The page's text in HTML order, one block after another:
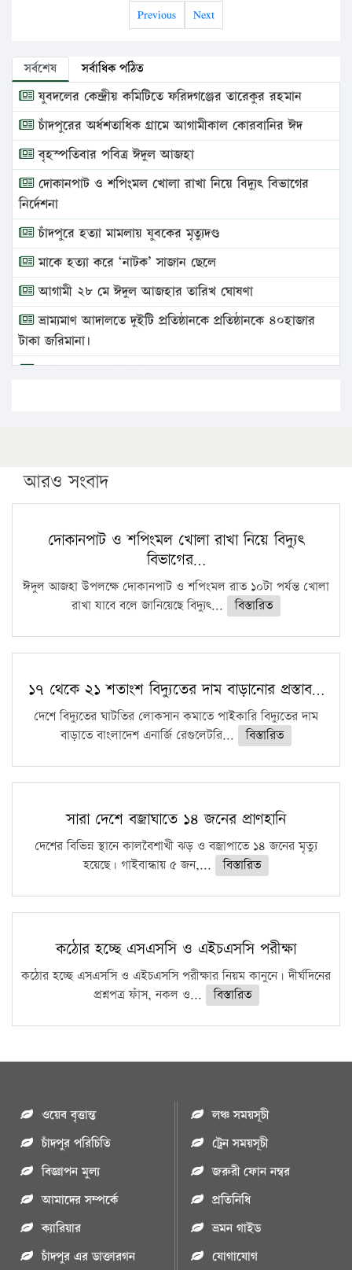
Previous Next
সর্বশেষ সর্বাধিক পঠিত
যুবদলের কেন্দ্রীয় কমিটিতে ফরিদগঞ্জের তারেকুর রহমান
চাঁদপুরের অর্ধশতাধিক গ্রামে আগামীকাল কোরবানির ঈদ
বৃহস্পতিবার পবিত্র ঈদুল আজহা
দোকানপাট ও শপিংমল খোলা রাখা নিয়ে বিদ্যুৎ বিভাগের
নির্দেশনা
চাঁদপুরে হত্যা মামলায় যুবকের মৃত্যুদণ্ড
মাকে হত্যা করে ‘নাটক’ সাজান ছেলে
আগামী ২৮ মে ঈদুল আজহার তারিখ ঘোষণা
ভ্রাম্যমাণ আদালতে দুইটি প্রতিষ্ঠানকে প্রতিষ্ঠানকে ৪০হাজার
টাকা জরিমানা।
এবার লঞ্চের ভাড়া বাড়ল
পিএইচডি করছেন কুয়েটের কৃতি…
সারা দেশে বজ্রাঘাতে ১৪ জনের প্রাণহানি
কঠোর হচ্ছে এসএসসি ও এইচএসসি পরীক্ষা
ফরিদগঞ্জে আগুনে পুড়লো ৬ ব্যবসা প্রতিষ্ঠান
আরও সংবাদ
দোকানপাট ও শপিংমল খোলা রাখা নিয়ে বিদ্যুৎ
বিভাগের…
ঈদুল আজহা উপলক্ষে দোকানপাট ও শপিংমল রাত ১০টা পর্যন্ত খোলা
রাখা যাবে বলে জানিয়েছে বিদ্যুৎ...
বিস্তারিত
১৭ থেকে ২১ শতাংশ বিদ্যুতের দাম বাড়ানোর প্রস্তাব…
দেশে বিদ্যুতের ঘাটতির লোকসান কমাতে পাইকারি বিদ্যুতের দাম
বাড়াতে বাংলাদেশ এনার্জি রেগুলেটরি...
বিস্তারিত
সারা দেশে বজ্রাঘাতে ১৪ জনের প্রাণহানি
দেশের বিভিন্ন স্থানে কালবৈশাখী ঝড় ও বজ্রাপাতে ১৪ জনের মৃত্যু
হয়েছে। গাইবান্ধায় ৫ জন,...
বিস্তারিত
কঠোর হচ্ছে এসএসসি ও এইচএসসি পরীক্ষা
কঠোর হচ্ছে এসএসসি ও এইচএসসি পরীক্ষার নিয়ম কানুনে। দীর্ঘদিনের
প্রশ্নপত্র ফাঁস, নকল ও...
বিস্তারিত
ওয়েব বৃত্তান্ত
চাঁদপুর পরিচিতি
বিজ্ঞাপন মুল্য
আমাদের সম্পর্কে
ক্যারিয়ার
চাঁদপুর এর ডাক্তারগন
লঞ্চ সময়সূচী
ট্রেন সময়সূচী
জরুরী ফোন নম্বর
প্রতিনিধি
ভ্রমন গাইড
যোগাযোগ